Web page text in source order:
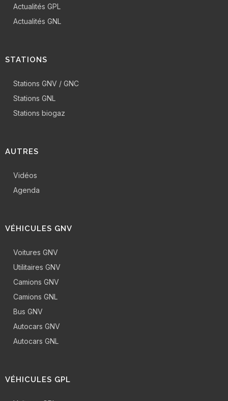
Actualités GPL
Actualités GNL
STATIONS
Stations GNV / GNC
Stations GNL
Stations biogaz
AUTRES
Vidéos
Agenda
VÉHICULES GNV
Voitures GNV
Utilitaires GNV
Camions GNV
Camions GNL
Bus GNV
Autocars GNV
Autocars GNL
VÉHICULES GPL